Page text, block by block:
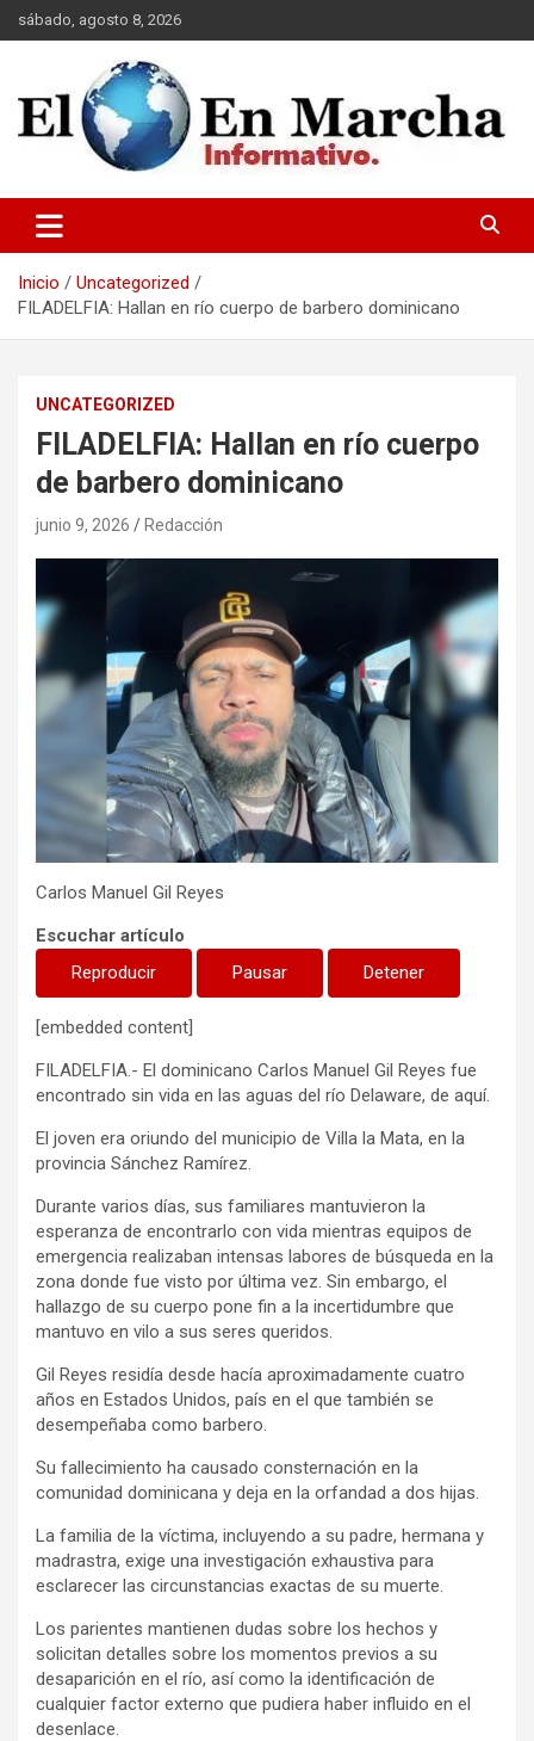
Saltar
al
sábado, agosto 8, 2026
elmundoenmarcha.net
Inicio
Uncategorized
FILADELFIA: Hallan en río cuerpo de barbero dominicano
UNCATEGORIZED
FILADELFIA: Hallan en río cuerpo
de barbero dominicano
junio 9, 2026 Redacción
Carlos Manuel Gil Reyes
Escuchar artículo
Reproducir
Pausar Detener
[embedded content]
FILADELFIA.- El dominicano Carlos Manuel Gil Reyes fue
encontrado sin vida en las aguas del río Delaware, de aquí.
El joven era oriundo del municipio de Villa la Mata, en la
provincia Sánchez Ramírez.
Durante varios días, sus familiares mantuvieron la
esperanza de encontrarlo con vida mientras equipos de
emergencia realizaban intensas labores de búsqueda en la
zona donde fue visto por última vez. Sin embargo, el
hallazgo de su cuerpo pone fin a la incertidumbre que
mantuvo en vilo a sus seres queridos.
Gil Reyes residía desde hacía aproximadamente cuatro
años en Estados Unidos, país en el que también se
desempeñaba como barbero.
Su fallecimiento ha causado consternación en la
comunidad dominicana y deja en la orfandad a dos hijas.
La familia de la víctima, incluyendo a su padre, hermana y
madrastra, exige una investigación exhaustiva para
esclarecer las circunstancias exactas de su muerte.
Los parientes mantienen dudas sobre los hechos y
solicitan detalles sobre los momentos previos a su
desaparición en el río, así como la identificación de
cualquier factor externo que pudiera haber influido en el
desenlace.